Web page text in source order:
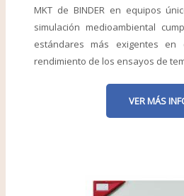
MKT de BINDER en equipos
simulación medioambiental
estándares más exigentes
rendimiento de los ensayos de
VER MÁS